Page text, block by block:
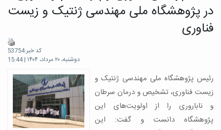
در پژوهشگاه ملی مهندسی ژنتیک و زیست
فناوری
کد خبر:53754
دوشنبه، ۲۰ مرداد، ۱۴۰۴ | 15:44
رئیس پژوهشگاه ملی مهندسی ژنتیک و
زیست فناوری، تشخیص و درمان سرطان
و ناباروری را از اولویت‌های این
پژوهشگاه دانست و گفت: این